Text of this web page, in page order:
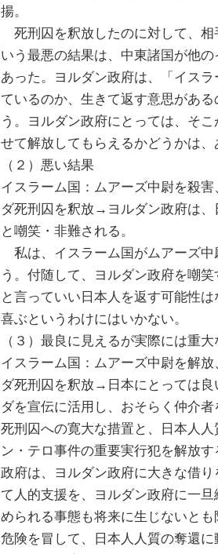
揚。
死刑囚を釈放したのに対して、
いう最悪の結果は、中東諸国が他
あった。ヨルダン政府は、「イス
ているのか、生きて返す意思があ
う。ヨルダン政府にとっては、そ
せて解放してもらえるかどうかは
（２）悪い結果
イスラーム国：ムアーズ中尉を殺
ダ死刑囚を釈放→ヨルダン政府は
と嘲笑・非難される。
私は、イスラーム国がムアーズ
う。付随して、ヨルダン政府を嘲
と言っていい日本人を返す可能性
喜ぶというわけにはいかない。
（３）最良に見えるが実際には重
イスラーム国：ムアーズ中尉を解
ダ死刑囚を釈放→日本にとっては
ダを宣伝に活用し、おそらく仲介
死刑囚への寛大な措置と、日本人
ン・テロ事件の重要実行犯を解放
政府は、ヨルダン政府に大きな借
て人的支援を、ヨルダン政府に一
められる事態も将来に生じないと
危険を冒して、日本人人質の奪還